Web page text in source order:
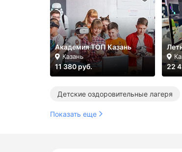
Академия ТОП Казань
Казань
11 380 руб. 22
Детские оздоровительные лагеря
Показать еще